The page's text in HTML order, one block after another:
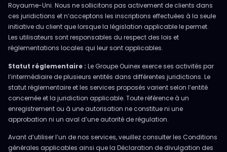
Royaume-Uni. Nous ne sollicitons pas activement de clients dans
ces juridictions et n’acceptons les inscriptions effectuées à la seule
initiative du client que lorsque la législation applicable le permet.
Les utilisateurs sont responsables du respect des lois et
réglementations locales qui leur sont applicables.
Statut réglementaire : Le Groupe Ouinex exerce ses activités par
l’intermédiaire de plusieurs entités dans différentes juridictions. Le
statut réglementaire et les services proposés varient selon l’entité
concernée et la juridiction applicable. Toute référence à un
enregistrement ou à une autorisation ne constitue ni une
approbation ni un aval d’une autorité de régulation.
Avant d’utiliser l’un de nos services, veuillez consulter les Conditions
générales applicables ainsi que la Déclaration de divulgation des